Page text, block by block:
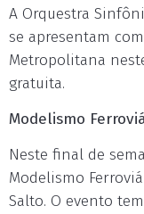
A Orquestra
se apresentam
Metropolitana
gratuita.
Modelismo
Neste final de
Modelismo
Salto. O evento